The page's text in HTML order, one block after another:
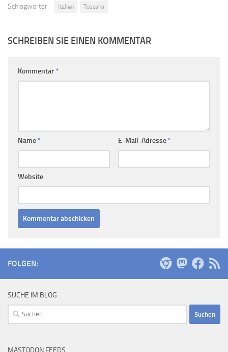
Schlagwörter: Italien Toscana
SCHREIBEN SIE EINEN KOMMENTAR
Kommentar *
Name * E-Mail-Adresse *
Website
FOLGEN:
SUCHE IM BLOG
Suchen
nach: